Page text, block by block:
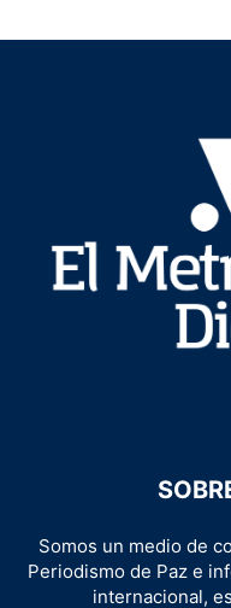
Somos un medio de
Periodismo de Paz e
internacional,